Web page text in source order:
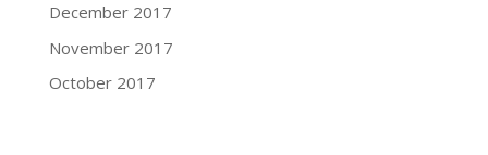
December 2017
November 2017
October 2017